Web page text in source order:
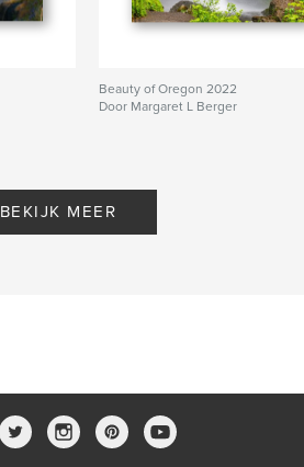
Beauty of Oregon 2022
Door Margaret L Berger
BEKIJK MEER